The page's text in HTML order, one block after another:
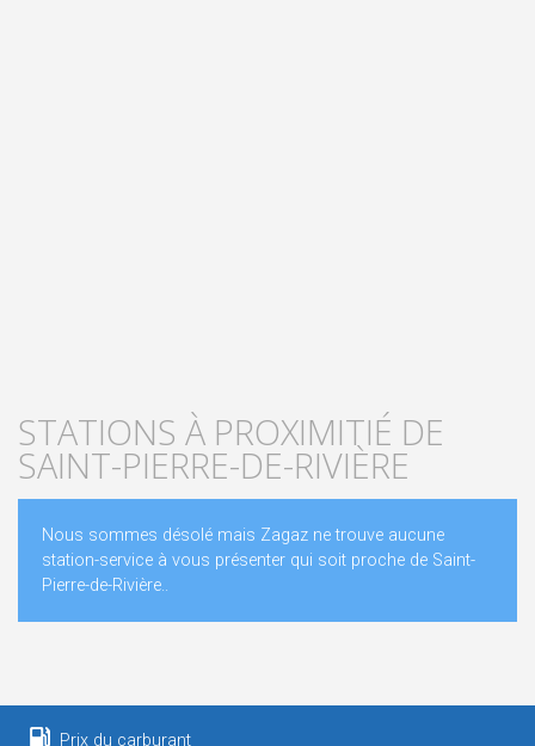
STATIONS À PROXIMITIÉ DE
SAINT-PIERRE-DE-RIVIÈRE
Nous sommes désolé mais Zagaz ne trouve aucune
station-service à vous présenter qui soit proche de Saint-
Pierre-de-Rivière..
Prix du carburant